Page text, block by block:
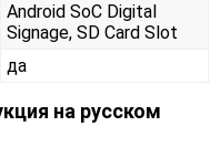
Android SoC Digital
Signage, SD Card Slot
да
на русском